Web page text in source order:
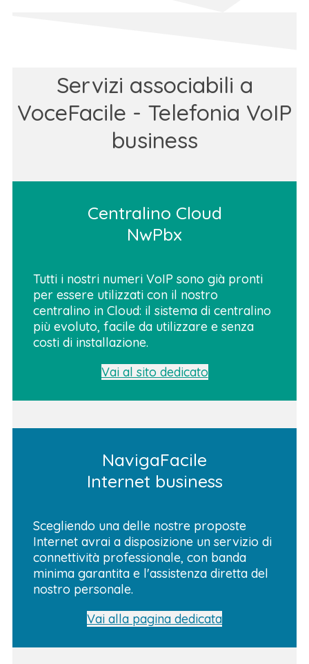
Servizi associabili a
VoceFacile - Telefonia VoIP
business
Centralino Cloud
NwPbx
Tutti i nostri numeri VoIP sono già pronti
per essere utilizzati con il nostro
centralino in Cloud: il sistema di centralino
più evoluto, facile da utilizzare e senza
costi di installazione.
Vai al sito dedicato
NavigaFacile
Internet business
Scegliendo una delle nostre proposte
Internet avrai a disposizione un servizio di
connettività professionale, con banda
minima garantita e l'assistenza diretta del
nostro personale.
Vai alla pagina dedicata